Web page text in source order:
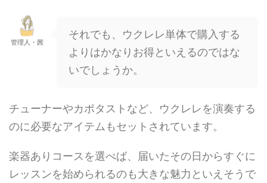
管理人・茜
それでも、ウクレレ単体で購入する
よりはかなりお得といえるのではな
いでしょうか。
チューナーやカポタストなど、ウクレレを演奏する
のに必要なアイテムもセットされています。
楽器ありコースを選べば、届いたその日からすぐに
レッスンを始められるのも大きな魅力といえそうで